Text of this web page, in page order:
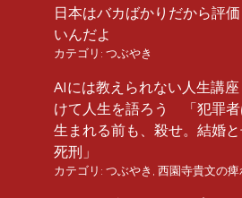
日本はバカばかりだから評
いんだよ
カテゴリ: つぶやき
AIには教えられない人生講
けて人生を語ろう 「犯罪者
生まれる前も、殺せ。結婚
死刑」
カテゴリ: つぶやき , 西園寺貴文の